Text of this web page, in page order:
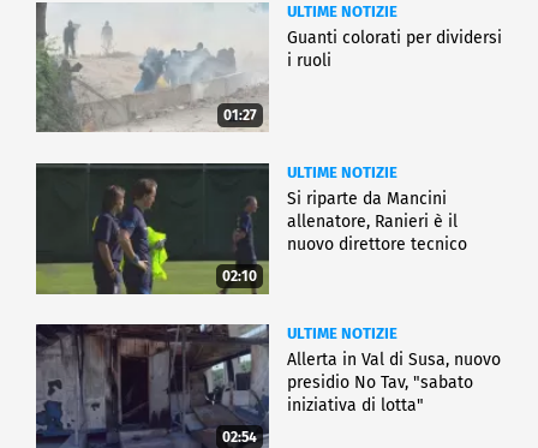
01:27
ULTIME NOTIZIE
Guanti colorati per dividersi
i ruoli
02:10
ULTIME NOTIZIE
Si riparte da Mancini
allenatore, Ranieri è il
nuovo direttore tecnico
02:54
ULTIME NOTIZIE
Allerta in Val di Susa, nuovo
presidio No Tav, "sabato
iniziativa di lotta"